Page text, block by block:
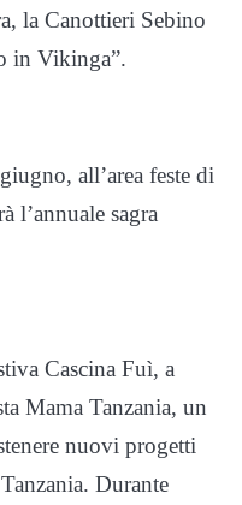
la Canottieri Sebino
in Vikinga”.
all’area feste di
l’annuale sagra
Cascina Fuì, a
Mama Tanzania, un
nuovi progetti
Durante